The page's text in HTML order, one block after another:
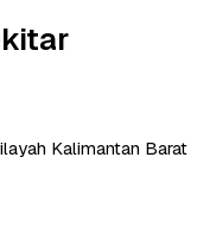
Kalimantan Barat